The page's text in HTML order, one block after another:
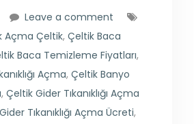
Leave a comment
Açma Çeltik, Çeltik Baca
Baca Temizleme Fiyatları,
Açma, Çeltik Banyo
, Çeltik Gider Tıkanıklığı Açma
Tıkanıklığı Açma Ücreti,